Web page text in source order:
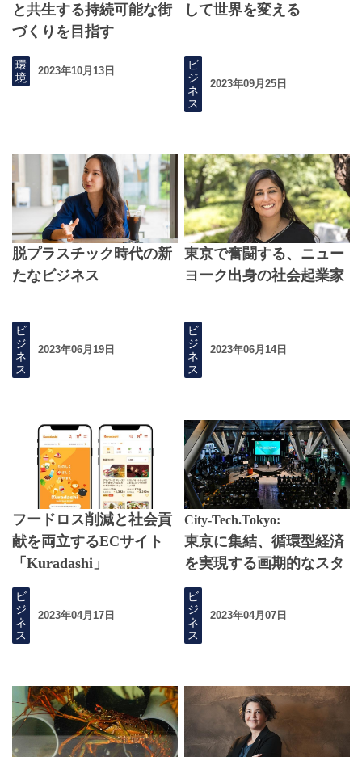
と共生する持続可能な街
づくりを目指す
環
境
2023年10月13日
して世界を変える
ビ
ジ
ネ
ス
2023年09月25日
脱プラスチック時代の新
たなビジネス
ビ
ジ
ネ
ス
2023年06月19日
東京で奮闘する、ニュー
ヨーク出身の社会起業家
ビ
ジ
ネ
ス
2023年06月14日
フードロス削減と社会貢
献を両立するECサイト
「Kuradashi」
ビ
ジ
ネ
ス
2023年04月17日
City-Tech.Tokyo:
東京に集結、循環型経済
を実現する画期的なスタ
ートアップ企業
ビ
ジ
ネ
ス
2023年04月07日